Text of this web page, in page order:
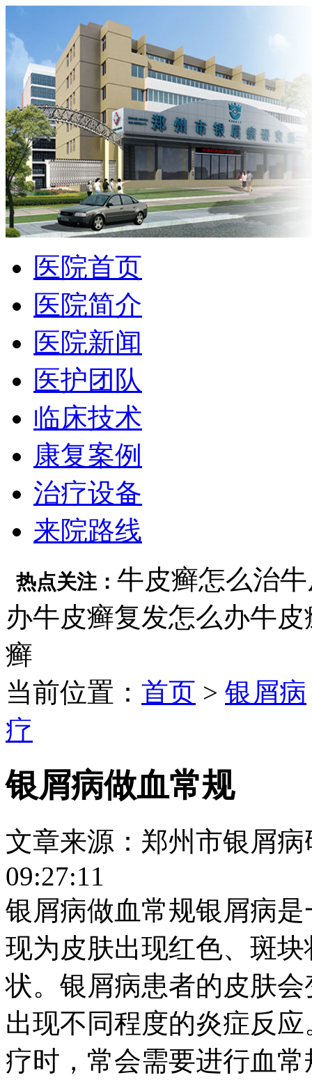
医院首页
医院简介
医院新闻
医护团队
临床技术
康复案例
治疗设备
来院路线
热点关注： 牛皮癣怎么治
办牛皮癣复发怎么办牛皮
癣
当前位置： 首页 > 银屑病
疗
银屑病做血常规
文章来源：郑州市银屑
09:27:11
银屑病做血常规银屑病
现为皮肤出现红色、斑
状。银屑病患者的皮肤
出现不同程度的炎症反
疗时，常会需要进行血